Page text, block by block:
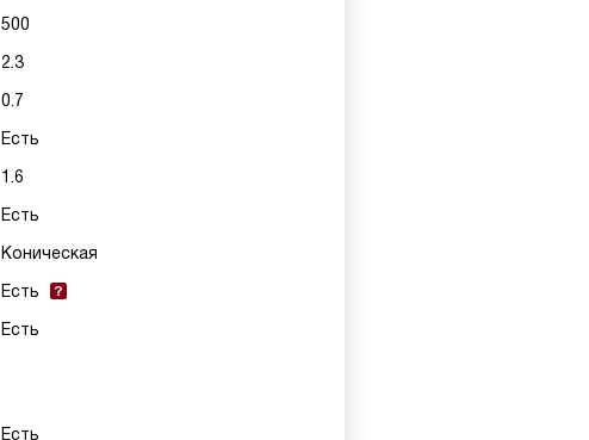
500
2.3
0.7
Есть
1.6
Есть
Коническая
Есть
Есть
Есть